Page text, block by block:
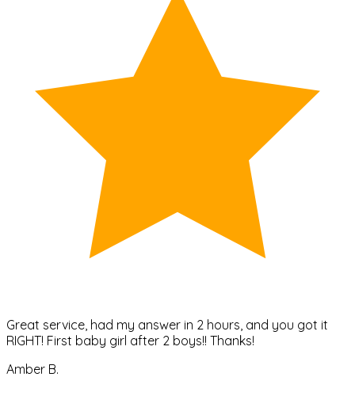
Great service, had my answer in 2 hours, and you got it
RIGHT! First baby girl after 2 boys!! Thanks!
Amber B.